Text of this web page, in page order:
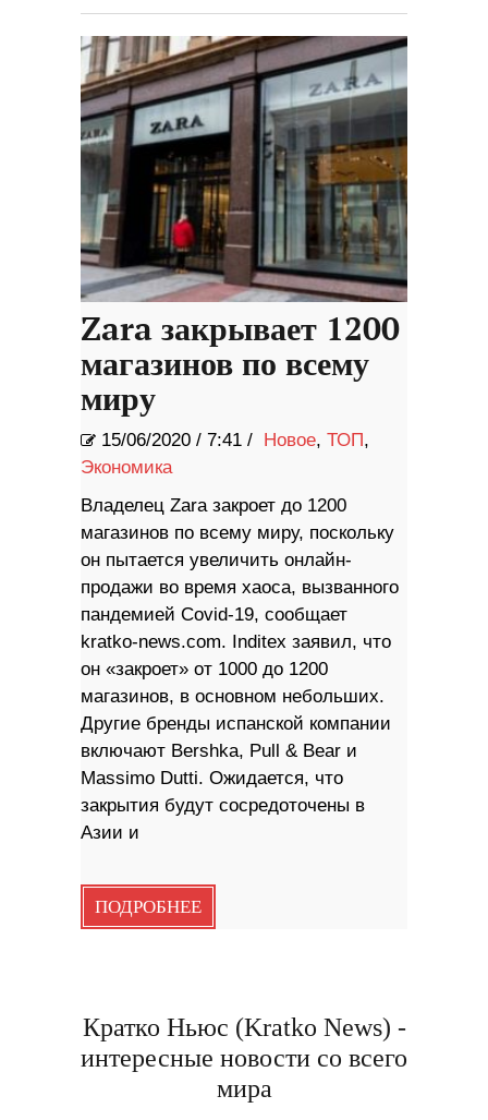
Zara закрывает 1200
магазинов по всему
миру
15/06/2020 / 7:41 / Новое, ТОП,
Экономика
Владелец Zara закроет до 1200
магазинов по всему миру, поскольку
он пытается увеличить онлайн-
продажи во время хаоса, вызванного
пандемией Covid-19, сообщает
kratko-news.com. Inditex заявил, что
он «закроет» от 1000 до 1200
магазинов, в основном небольших.
Другие бренды испанской компании
включают Bershka, Pull & Bear и
Massimo Dutti. Ожидается, что
закрытия будут сосредоточены в
Азии и
ПОДРОБНЕЕ
Кратко Ньюс (Kratko News) -
интересные новости со всего
мира